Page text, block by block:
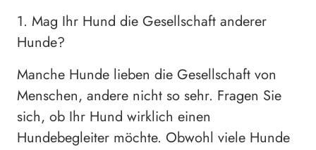
1. Mag Ihr Hund die Gesellschaft anderer
Hunde?
Manche Hunde lieben die Gesellschaft von
Menschen, andere nicht so sehr. Fragen Sie
sich, ob Ihr Hund wirklich einen
Hundebegleiter möchte. Obwohl viele Hunde